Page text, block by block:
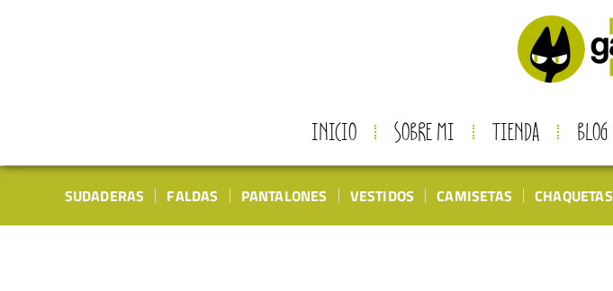
INICIO SOBRE MI TIENDA BLOG
SUDADERAS FALDAS PANTALONES VESTIDOS CAMISETAS CHAQUETAS